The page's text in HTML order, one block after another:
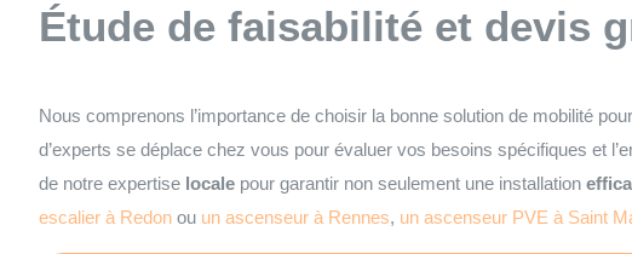
Étude de faisabilité et devis
Nous comprenons l’importance de choisir la bonne solution de mobilité pour
d’experts se déplace chez vous pour évaluer vos besoins spécifiques et
de notre expertise locale pour garantir non seulement une installation
escalier à Redon ou un ascenseur à Rennes, un ascenseur PVE à Saint